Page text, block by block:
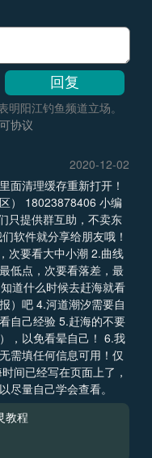
明阳江钓鱼频道立场。
协议
2020-12-02
面清理缓存重新打开！
） 18023878406 小编
只提供群互助，不卖东
软件就分享给朋友哦！
次要看大中小潮 2.曲线
低点，次要看落差，最
道什么时候去赶海就看
）吧 4.河道潮汐需要自
自己经验 5.赶海的不要
，以免看晕自己！ 6.我
需填任何信息可用！仅
间已经写在页面上了，
尽量自己学会查看。
教程